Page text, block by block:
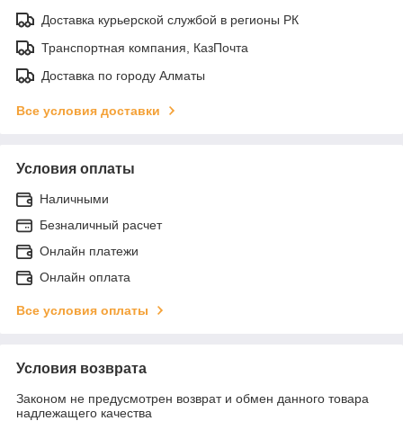
Доставка курьерской службой в регионы РК
Транспортная компания, КазПочта
Доставка по городу Алматы
Все условия доставки
Условия оплаты
Наличными
Безналичный расчет
Онлайн платежи
Онлайн оплата
Все условия оплаты
Условия возврата
Законом не предусмотрен возврат и обмен данного товара
надлежащего качества